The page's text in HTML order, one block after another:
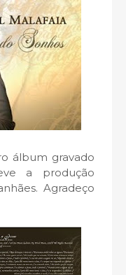
álbum gravado
a produção
Agradeço